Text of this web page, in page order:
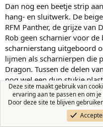
Dan nog een beetje strip
hang- en sluitwerk. De
RFM Panther, de grijze van
Rob geen scharnier voor
scharnierstang uitgeboord
lijmen als scharnierpen die
Dragon. Tussen de delen
nog wel een dun stukje
een fractie dikker is dan die
Er moet nog wel een stukje
het luik openhoudt, in
Deze site maakt gebruik van
ervaring aan te passen en om
Door deze site te blijven